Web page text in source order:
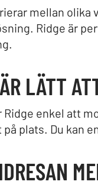
mellan
Ridge är
LÄTT
enkel att
plats. Du kan